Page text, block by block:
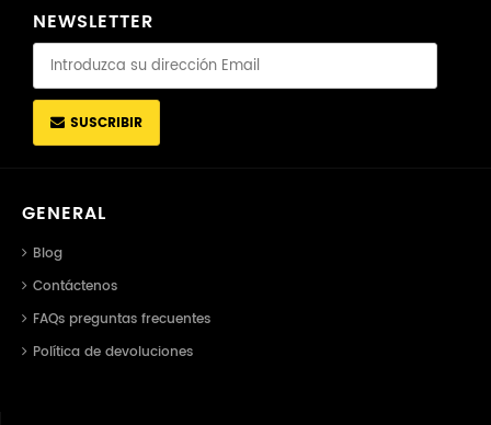
NEWSLETTER
SUSCRIBIR
GENERAL
Blog
Contáctenos
FAQs preguntas frecuentes
Política de devoluciones